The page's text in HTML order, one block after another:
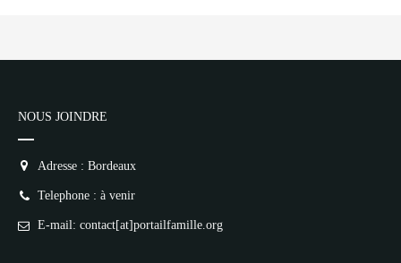
NOUS JOINDRE
Adresse : Bordeaux
Telephone : à venir
E-mail: contact[at]portailfamille.org